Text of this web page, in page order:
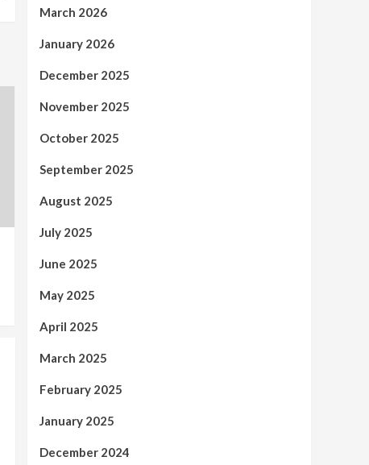
March 2026
January 2026
December 2025
November 2025
October 2025
September 2025
August 2025
July 2025
June 2025
May 2025
April 2025
March 2025
February 2025
January 2025
December 2024